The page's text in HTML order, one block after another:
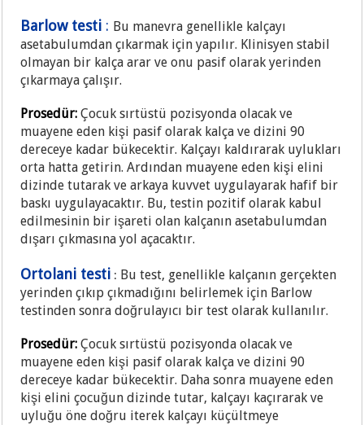
Barlow testi : Bu manevra genellikle kalçayı
asetabulumdan çıkarmak için yapılır. Klinisyen stabil
olmayan bir kalça arar ve onu pasif olarak yerinden
çıkarmaya çalışır.
Prosedür: Çocuk sırtüstü pozisyonda olacak ve
muayene eden kişi pasif olarak kalça ve dizini 90
dereceye kadar bükecektir. Kalçayı kaldırarak uylukları
orta hatta getirin. Ardından muayene eden kişi elini
dizinde tutarak ve arkaya kuvvet uygulayarak hafif bir
baskı uygulayacaktır. Bu, testin pozitif olarak kabul
edilmesinin bir işareti olan kalçanın asetabulumdan
dışarı çıkmasına yol açacaktır.
Ortolani testi : Bu test, genellikle kalçanın gerçekten
yerinden çıkıp çıkmadığını belirlemek için Barlow
testinden sonra doğrulayıcı bir test olarak kullanılır.
Prosedür: Çocuk sırtüstü pozisyonda olacak ve
muayene eden kişi pasif olarak kalça ve dizini 90
dereceye kadar bükecektir. Daha sonra muayene eden
kişi elini çocuğun dizinde tutar, kalçayı kaçırarak ve
uyluğu öne doğru iterek kalçayı küçültmeye